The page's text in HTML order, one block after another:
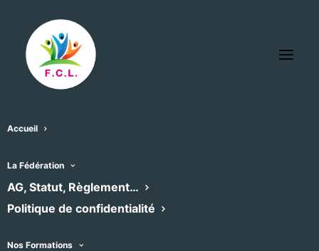
Accueil
La Fédération
AG, Statut, Règlement…
Politique de confidentialité
Nos Formations
Secours Populaire de l’Hérault
Évènements dans ce organisateur